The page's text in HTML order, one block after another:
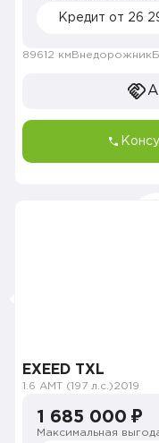
Кредит от 26
89612 км Внедорожник
EXEED TXL
1.6 AMT (197 л.с.)2019
1 685 000 ₽
Максимальная